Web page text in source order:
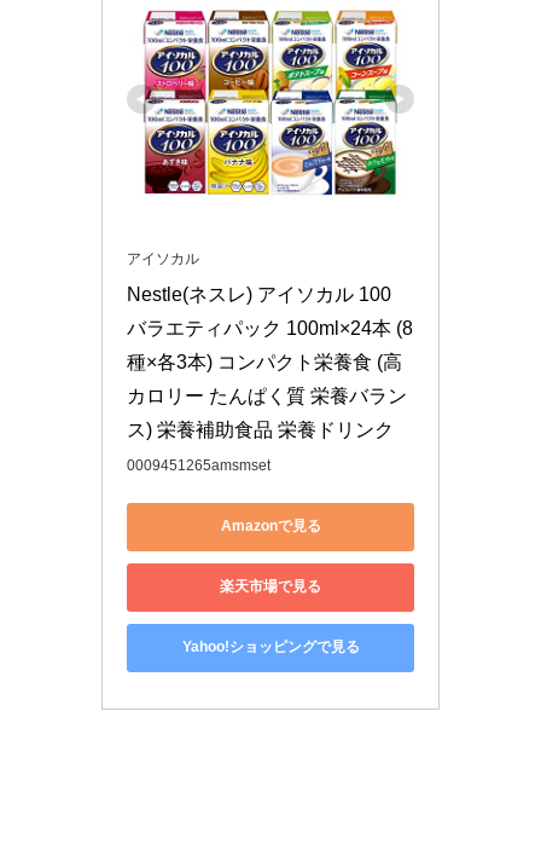
アイソカル
Nestle(ネスレ) アイソカル 100
バラエティパック 100ml×24本 (8
種×各3本) コンパクト栄養食 (高
カロリー たんぱく質 栄養バラン
ス) 栄養補助食品 栄養ドリンク
0009451265amsmset
Amazonで見る
楽天市場で見る
Yahoo!ショッピングで見る